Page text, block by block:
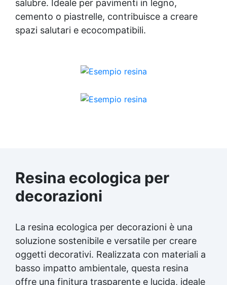
salubre. Ideale per pavimenti in legno,
cemento o piastrelle, contribuisce a creare
spazi salutari e ecocompatibili.
Resina ecologica per
decorazioni
La resina ecologica per decorazioni è una
soluzione sostenibile e versatile per creare
oggetti decorativi. Realizzata con materiali a
basso impatto ambientale, questa resina
offre una finitura trasparente e lucida, ideale